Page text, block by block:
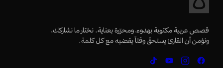
قصص عربية مكتوبة بهدوء، ومحرّرة بعناية. نختار ما نشاركك،
ونؤمن أن القارئ يستحقّ وقتاً يقضيه مع كل كلمة.